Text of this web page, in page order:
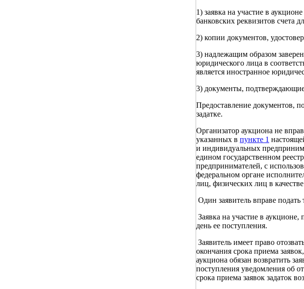
1) заявка на участие в
банковских реквизитов счета
2) копии документов,
3) надлежащим образом
юридического лица в
является иностранное
3) документы, подтверждающие
Предоставление документов,
задатке.
Организатор аукциона не
указанных в пункте 1
и индивидуальных
едином государственном
предпринимателей, с
федеральном органе
лиц, физических лиц в
Один заявитель вправе подать
Заявка на участие в
день ее поступления.
Заявитель имеет право
окончания срока приема
аукциона обязан возвратить
поступления уведомления об
срока приема заявок задаток